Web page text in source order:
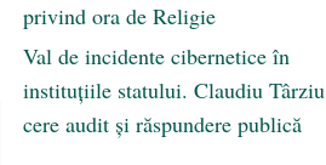
privind ora de Religie
Val de incidente cibernetice în
instituțiile statului. Claudiu Târziu
cere audit și răspundere publică